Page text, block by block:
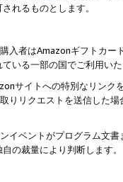
れるものとします。
入者はAmazonギフトカ
いる一部の国でご利用い
サイトへの特別なリン
りリクエストを送信した
イベントがプログラム文
の裁量により判断します。